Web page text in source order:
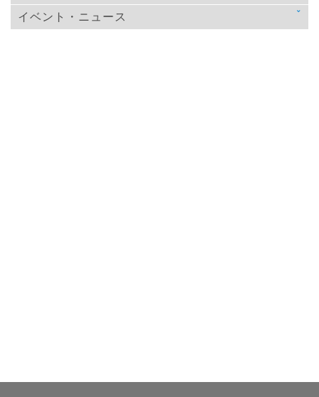
税金
スキルアップ
イベント・ニュース